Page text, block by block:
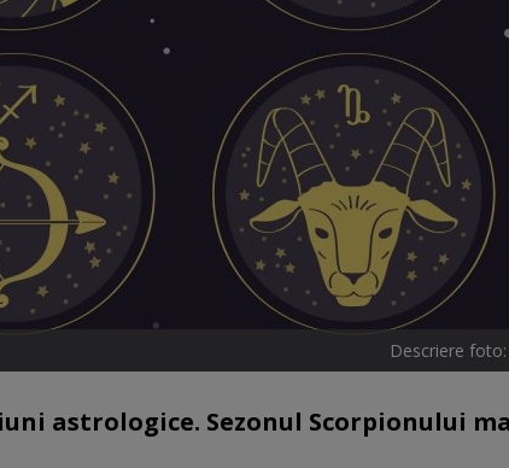
Descriere
astrologice. Sezonul Scorpionului